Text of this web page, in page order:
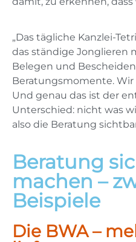
„Das tägliche Kanzlei-
das ständige Jonglieren
Belegen und
Beratungsmomente. Wir
Und genau das ist der
Unterschied: nicht was
also die Beratung
Beratung
machen –
Beispiele
Die BWA –